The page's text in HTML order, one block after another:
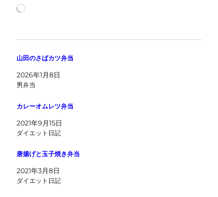
読
山田のさばカツ弁当
2026年1月8日
男弁当
カレーオムレツ弁当
2021年9月15日
ダイエット日記
唐揚げと玉子焼き弁当
2021年3月8日
ダイエット日記